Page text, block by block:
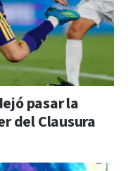
pasar la
del Clausura